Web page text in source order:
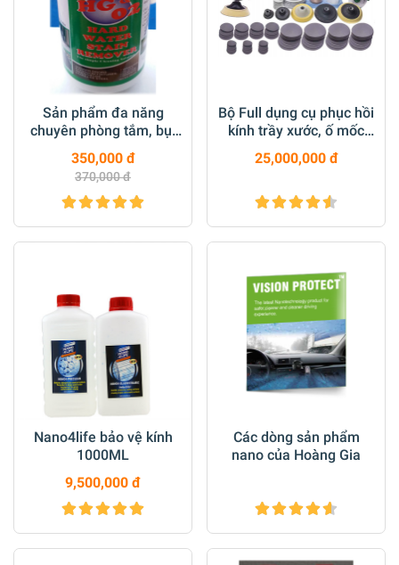
Sản phẩm đa năng
chuyên phòng tắm, bụi
sơn nước cứng trên kính,
gương xe, vách tắm kính
HG 02
350,000 đ
370,000 đ
Bộ Full dụng cụ phục hồi
kính trầy xước, ố mốc
trên kính xây dựng, Kính
lưu kho...
25,000,000 đ
Nano4life bảo vệ kính
1000ML
9,500,000 đ
Các dòng sản phẩm
nano của Hoàng Gia